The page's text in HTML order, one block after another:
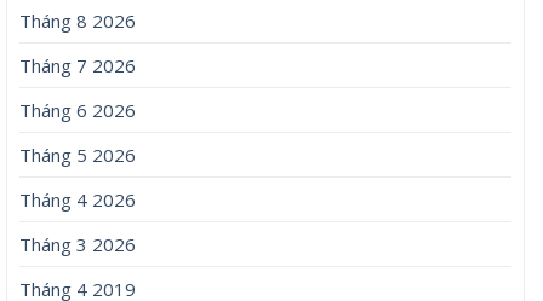
Tháng 8 2026
Tháng 7 2026
Tháng 6 2026
Tháng 5 2026
Tháng 4 2026
Tháng 3 2026
Tháng 4 2019